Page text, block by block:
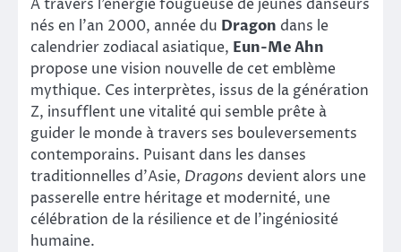
À travers l’énergie fougueuse de jeunes danseurs
nés en l’an 2000, année du Dragon dans le
calendrier zodiacal asiatique, Eun-Me Ahn
propose une vision nouvelle de cet emblème
mythique. Ces interprètes, issus de la génération
Z, insufflent une vitalité qui semble prête à
guider le monde à travers ses bouleversements
contemporains. Puisant dans les danses
traditionnelles d’Asie, Dragons devient alors une
passerelle entre héritage et modernité, une
célébration de la résilience et de l’ingéniosité
humaine.